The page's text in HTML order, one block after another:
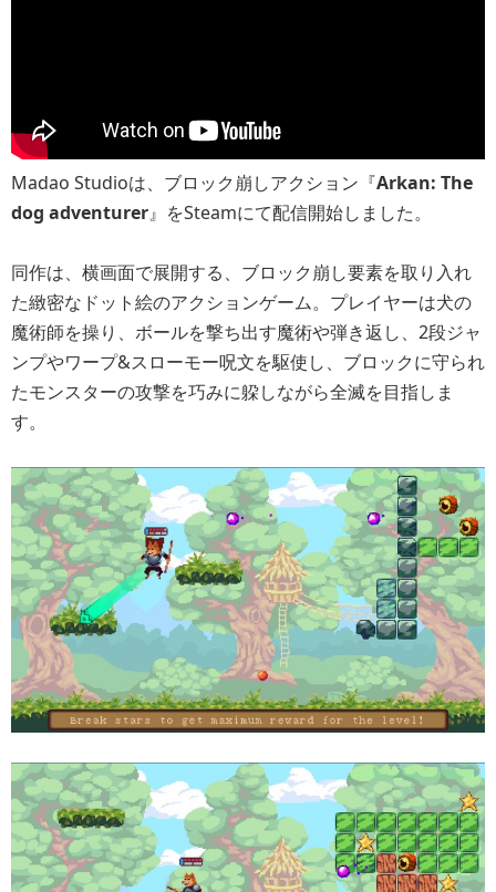
Madao Studioは、ブロック崩しアクション『Arkan: The
dog adventurer』をSteamにて配信開始しました。
同作は、横画面で展開する、ブロック崩し要素を取り入れ
た緻密なドット絵のアクションゲーム。プレイヤーは犬の
魔術師を操り、ボールを撃ち出す魔術や弾き返し、2段ジャ
ンプやワープ&スローモー呪文を駆使し、ブロックに守られ
たモンスターの攻撃を巧みに躱しながら全滅を目指しま
す。